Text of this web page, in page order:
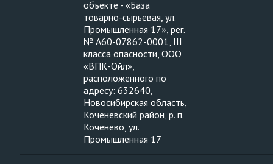
объекте - «База
товарно-сырьевая, ул.
Промышленная 17», рег.
№ А60-07862-0001, III
класса опасности, ООО
«ВПК-Ойл»,
расположенного по
адресу: 632640,
Новосибирская область,
Коченевский район, р. п.
Коченево, ул.
Промышленная 17